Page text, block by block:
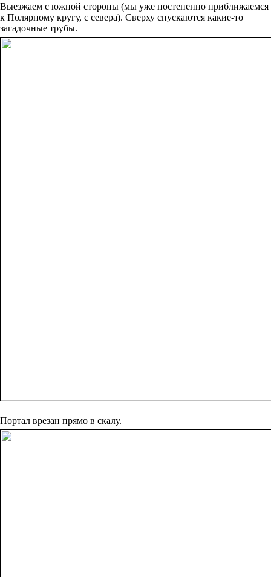
Выезжаем с южной стороны (мы уже постепенно приближаемся
к Полярному кругу, с севера). Сверху спускаются какие-то
загадочные трубы.
Портал врезан прямо в скалу.